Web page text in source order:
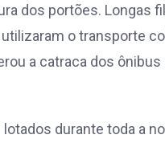
dos portões. Longas
o transporte
a catraca dos
durante toda a